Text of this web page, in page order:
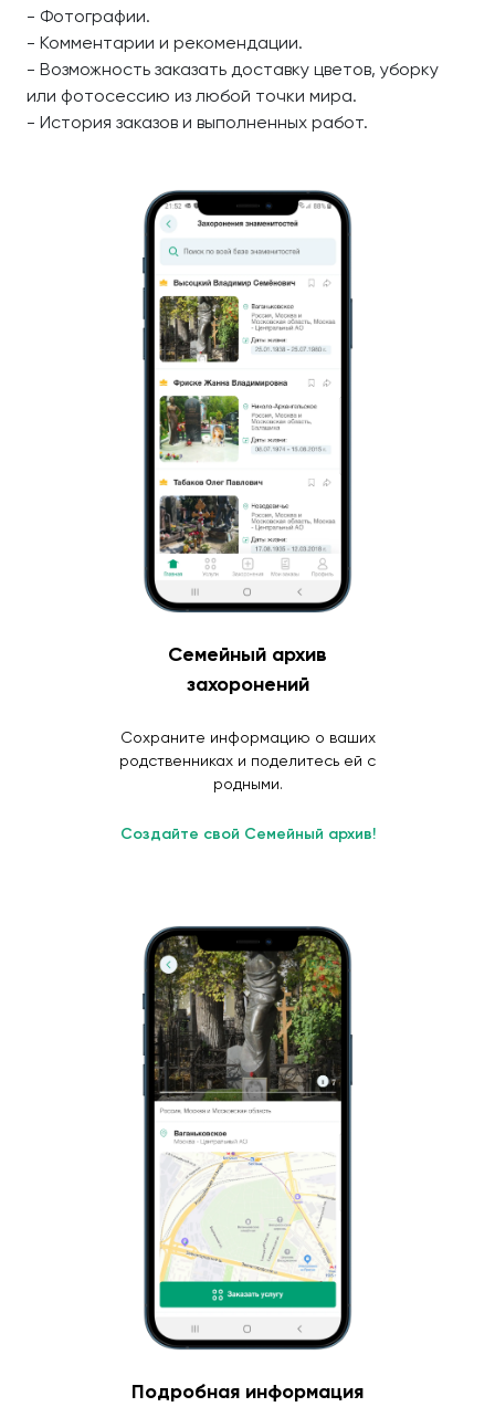
- Фотографии.
- Комментарии и рекомендации.
- Возможность заказать доставку цветов, уборку
или фотосессию из любой точки мира.
- История заказов и выполненных работ.
Семейный архив
захоронений
Сохраните информацию о ваших
родственниках и поделитесь ей с
родными.
Создайте свой Семейный архив!
Подробная информация